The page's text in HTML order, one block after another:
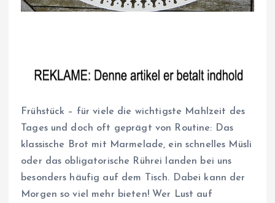
Frühstück – für viele die wichtigste Mahlzeit des
Tages und doch oft geprägt von Routine: Das
klassische Brot mit Marmelade, ein schnelles Müsli
oder das obligatorische Rührei landen bei uns
besonders häufig auf dem Tisch. Dabei kann der
Morgen so viel mehr bieten! Wer Lust auf